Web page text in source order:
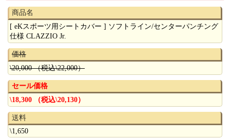
商品名
[ eKスポーツ用シートカバー ] ソフトライン/センターパンチング
仕様 CLAZZIO Jr.
価格
\20,000 （税込\22,000）
セール価格
\18,300 （税込\20,130）
送料
\1,650